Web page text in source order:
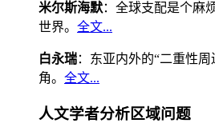
米尔斯海默：全球支配是个麻
世界。 全文...
白永瑞：东亚内外的“二重性
角。 全文...
人文学者分析区域问题